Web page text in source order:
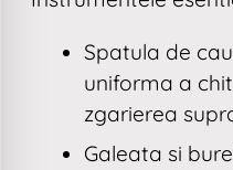
Spatula de
uniforma a
zgarierea
Galeata si